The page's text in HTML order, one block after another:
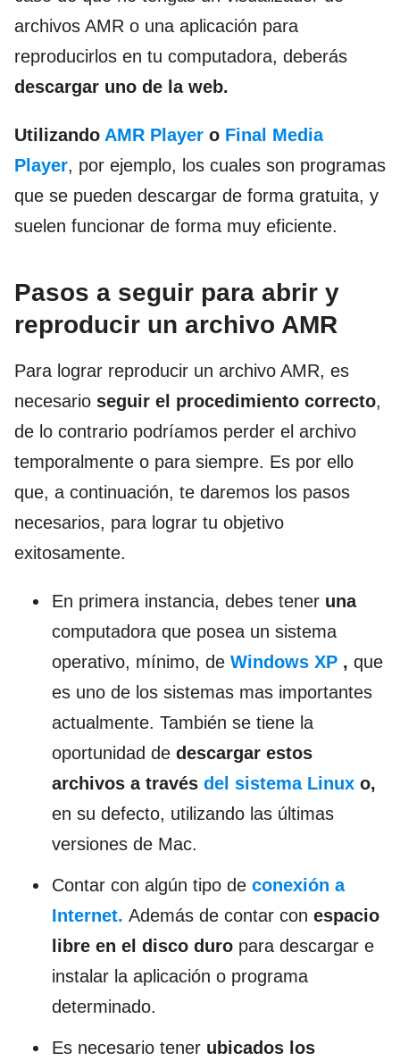
archivos AMR o una aplicación para
reproducirlos en tu computadora, deberás
descargar uno de la web.
Utilizando AMR Player o Final Media
Player, por ejemplo, los cuales son programas
que se pueden descargar de forma gratuita, y
suelen funcionar de forma muy eficiente.
Pasos a seguir para abrir y
reproducir un archivo AMR
Para lograr reproducir un archivo AMR, es
necesario seguir el procedimiento correcto,
de lo contrario podríamos perder el archivo
temporalmente o para siempre. Es por ello
que, a continuación, te daremos los pasos
necesarios, para lograr tu objetivo
exitosamente.
En primera instancia, debes tener una
computadora que posea un sistema
operativo, mínimo, de Windows XP , que
es uno de los sistemas mas importantes
actualmente. También se tiene la
oportunidad de descargar estos
archivos a través del sistema Linux o,
en su defecto, utilizando las últimas
versiones de Mac.
Contar con algún tipo de conexión a
Internet. Además de contar con espacio
libre en el disco duro para descargar e
instalar la aplicación o programa
determinado.
Es necesario tener ubicados los